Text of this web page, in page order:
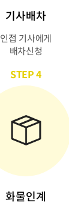
기사배차
인접 기사에게
배차신청
STEP 4
화물인계